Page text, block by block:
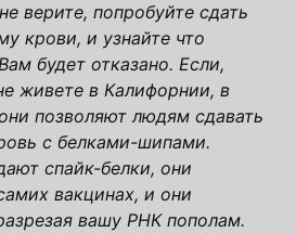
верите, попробуйте сдать
крови, и узнайте что
будет отказано. Если,
живете в Калифорнии, в
позволяют людям сдавать
с белками-шипами.
спайк-белки, они
вакцинах, и они
вашу РНК пополам.